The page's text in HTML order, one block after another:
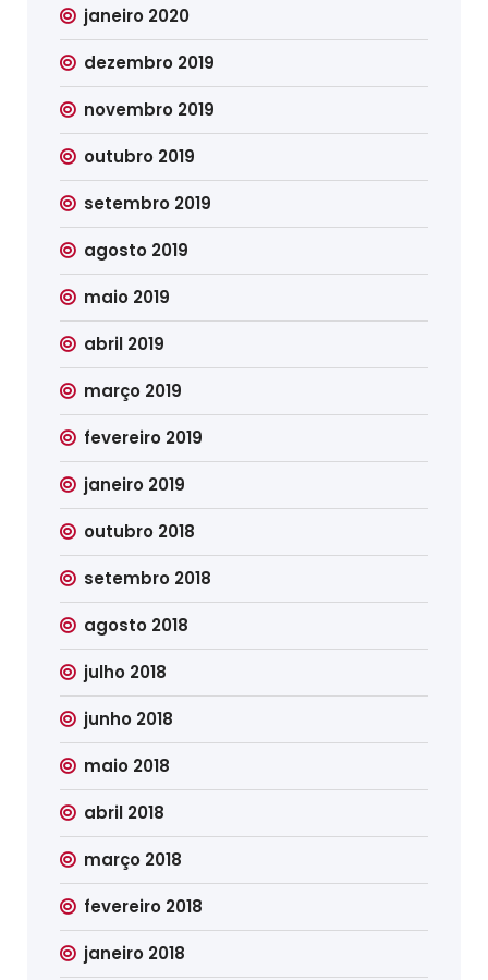
janeiro 2020
dezembro 2019
novembro 2019
outubro 2019
setembro 2019
agosto 2019
maio 2019
abril 2019
março 2019
fevereiro 2019
janeiro 2019
outubro 2018
setembro 2018
agosto 2018
julho 2018
junho 2018
maio 2018
abril 2018
março 2018
fevereiro 2018
janeiro 2018